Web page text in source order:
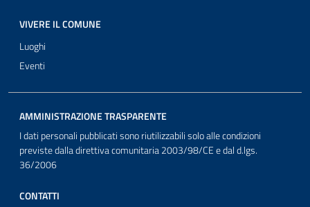
VIVERE IL COMUNE
Luoghi
Eventi
AMMINISTRAZIONE TRASPARENTE
I dati personali pubblicati sono riutilizzabili solo alle condizioni
previste dalla direttiva comunitaria 2003/98/CE e dal d.lgs.
36/2006
CONTATTI